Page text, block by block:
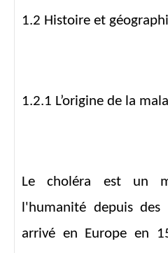
1.2 Histoire et
1.2.1 L’origine de la
Le choléra est un
l'humanité depuis
arrivé en Europe en